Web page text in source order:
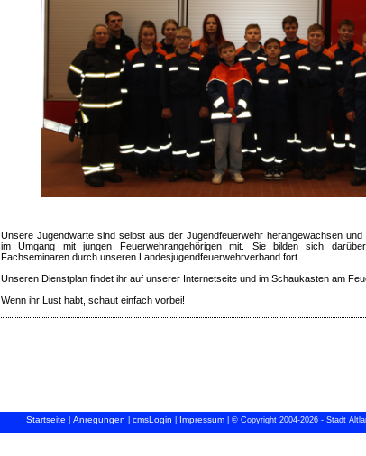
Unsere Jugendwarte sind selbst aus der Jugendfeuerwehr herangewachsen
im Umgang mit jungen Feuerwehrangehörigen mit. Sie bilden sich
Fachseminaren durch unseren Landesjugendfeuerwehrverband fort.
Unseren Dienstplan findet ihr auf unserer Internetseite und im Schaukasten am
Wenn ihr Lust habt, schaut einfach vorbei!
Startseite Anregungen cmsLogin Impressum | © Copyright 2004-2026 - Stadt